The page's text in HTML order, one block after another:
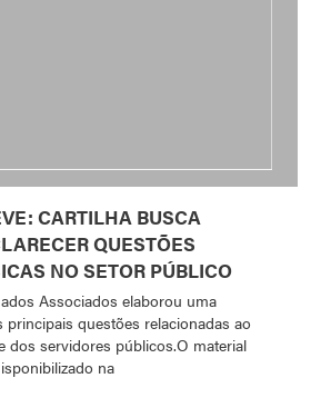
CARTILHA BUSCA
QUESTÕES
NO SETOR PÚBLICO
Associados elaborou uma
principais questões relacionadas ao
dos servidores públicos.O material
na